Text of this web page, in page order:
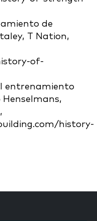
de
T Nation,
of-
entrenamiento
history-